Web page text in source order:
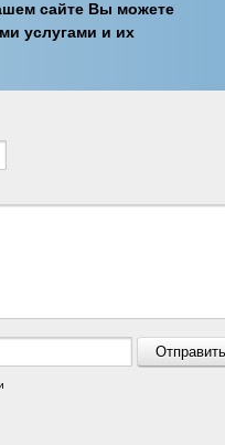
сайте Вы можете
услугами и их